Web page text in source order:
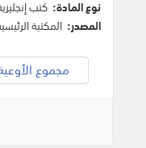
نوع المادة: كتب
المصدر: المكتبة
مجموع